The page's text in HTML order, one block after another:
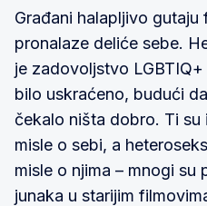
Građani halapljivo gutaju
pronalaze deliće sebe.
je zadovoljstvo
bilo uskraćeno, budući
čekalo ništa dobro. Ti su
misle o sebi, a
misle o njima – mnogi su
junaka u starijim